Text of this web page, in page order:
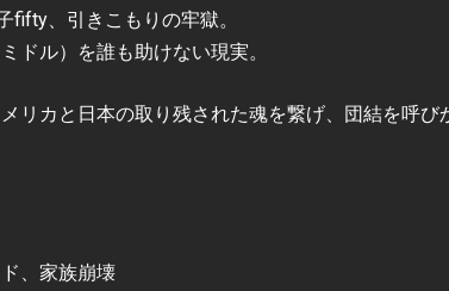
、引きこもりの牢獄。
ドル）を誰も助けない現実。
リカと日本の取り残された魂を繋げ、団結を呼び
、家族崩壊